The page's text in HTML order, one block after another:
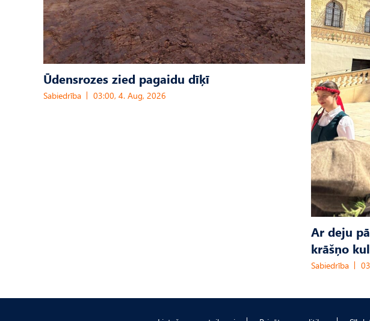
Ūdensrozes zied pagaidu dīķī
Sabiedrība 03:00, 4. Aug, 2026
Ar deju
krāšņo
Sabiedrība